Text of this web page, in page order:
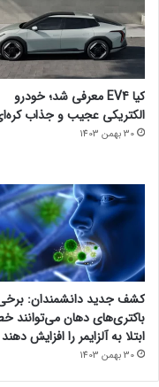
کیا EV4 معرفی شد؛ خودرو
الکتریکی عجیب و جذاب
30 بهمن 1403
کشف جدید دانشمندان:
باکتری‌های دهان می‌توانند
ابتلا به آلزایمر را افزایش دهند
30 بهمن 1403